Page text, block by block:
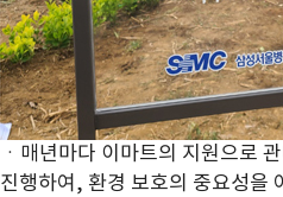
ㆍ매년마다 이마트의 지원으로
진행하여, 환경 보호의 중요성을